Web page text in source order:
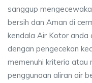
sanggup
bersih dan Aman di
kendala Air Kotor anda
dengan pengecekan
memenuhi kriteria atau
penggunaan aliran air